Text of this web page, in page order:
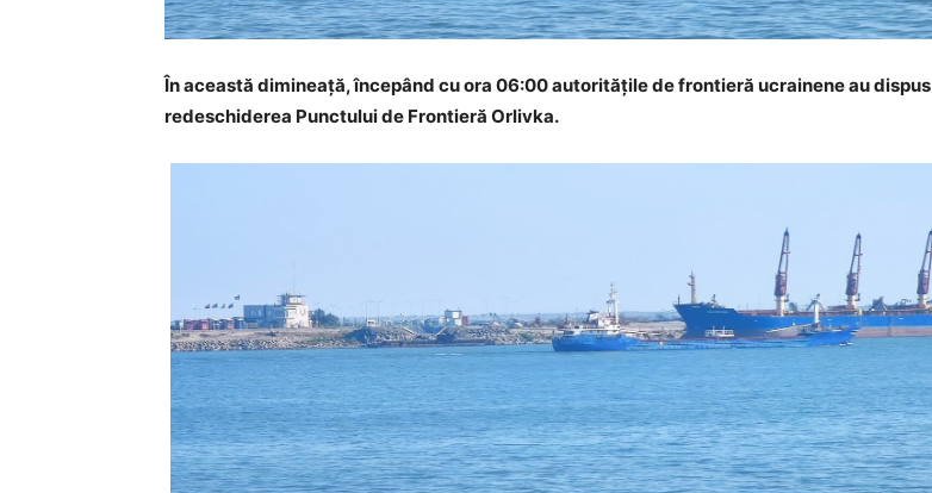
În această dimineață, începând cu ora 06:00 autoritățile de frontieră ucrainene au dispus
redeschiderea Punctului de Frontieră Orlivka.